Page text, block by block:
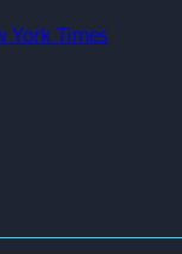
York Times